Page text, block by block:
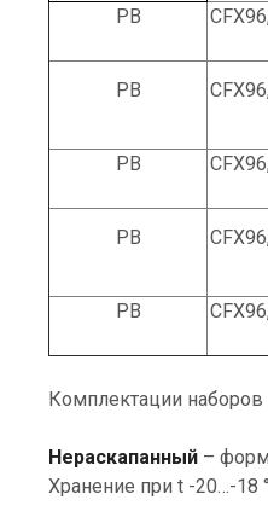
РВ
РВ
РВ
РВ
РВ
Комплектации наборов
Нераскапанный –
Хранение при t -20…-18